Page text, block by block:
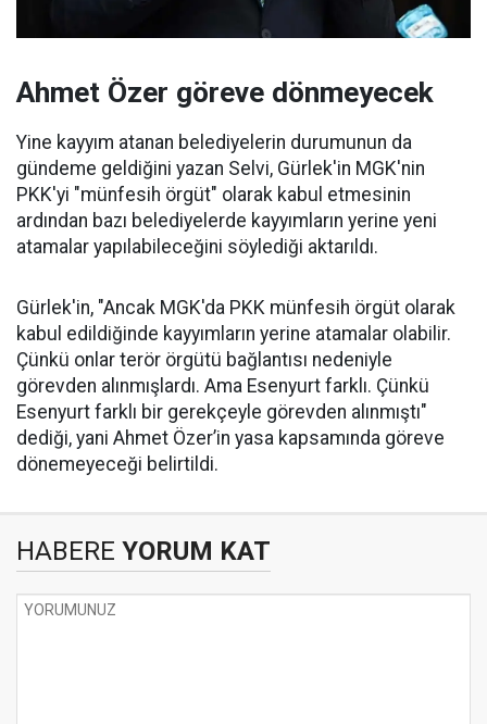
Ahmet Özer göreve dönmeyecek
Yine kayyım atanan belediyelerin durumunun da
gündeme geldiğini yazan Selvi, Gürlek'in MGK'nin
PKK'yi "münfesih örgüt" olarak kabul etmesinin
ardından bazı belediyelerde kayyımların yerine yeni
atamalar yapılabileceğini söylediği aktarıldı.
Gürlek'in, "Ancak MGK'da PKK münfesih örgüt olarak
kabul edildiğinde kayyımların yerine atamalar olabilir.
Çünkü onlar terör örgütü bağlantısı nedeniyle
görevden alınmışlardı. Ama Esenyurt farklı. Çünkü
Esenyurt farklı bir gerekçeyle görevden alınmıştı"
dediği, yani Ahmet Özer’in yasa kapsamında göreve
dönemeyeceği belirtildi.
HABERE YORUM KAT